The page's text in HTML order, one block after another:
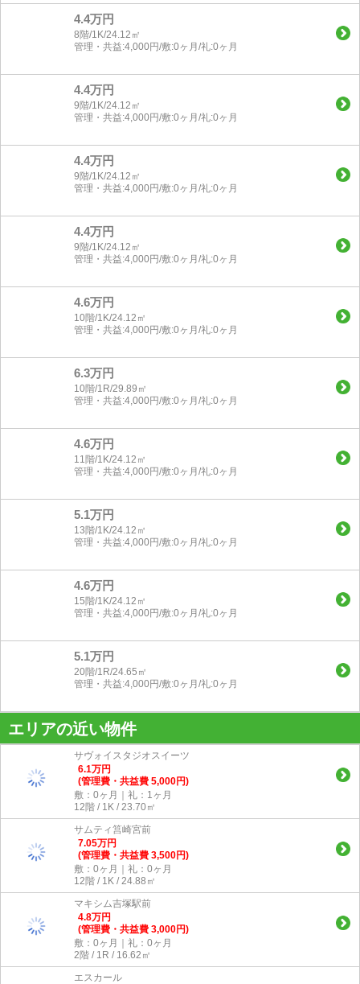
4.4万円
8階/1K/24.12㎡
管理・共益:4,000円/敷:0ヶ月/礼:0ヶ月
4.4万円
9階/1K/24.12㎡
管理・共益:4,000円/敷:0ヶ月/礼:0ヶ月
4.4万円
9階/1K/24.12㎡
管理・共益:4,000円/敷:0ヶ月/礼:0ヶ月
4.4万円
9階/1K/24.12㎡
管理・共益:4,000円/敷:0ヶ月/礼:0ヶ月
4.6万円
10階/1K/24.12㎡
管理・共益:4,000円/敷:0ヶ月/礼:0ヶ月
6.3万円
10階/1R/29.89㎡
管理・共益:4,000円/敷:0ヶ月/礼:0ヶ月
4.6万円
11階/1K/24.12㎡
管理・共益:4,000円/敷:0ヶ月/礼:0ヶ月
5.1万円
13階/1K/24.12㎡
管理・共益:4,000円/敷:0ヶ月/礼:0ヶ月
4.6万円
15階/1K/24.12㎡
管理・共益:4,000円/敷:0ヶ月/礼:0ヶ月
5.1万円
20階/1R/24.65㎡
管理・共益:4,000円/敷:0ヶ月/礼:0ヶ月
エリアの近い物件
サヴォイスタジオスイーツ
6.1万円
(管理費・共益費 5,000円)
敷：0ヶ月｜礼：1ヶ月
12階 / 1K / 23.70㎡
サムティ筥崎宮前
7.05万円
(管理費・共益費 3,500円)
敷：0ヶ月｜礼：0ヶ月
12階 / 1K / 24.88㎡
マキシム吉塚駅前
4.8万円
(管理費・共益費 3,000円)
敷：0ヶ月｜礼：0ヶ月
2階 / 1R / 16.62㎡
エスカール